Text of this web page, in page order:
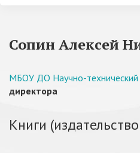
Сопин Алексей
МБОУ ДО Научно-технический
директора
Книги